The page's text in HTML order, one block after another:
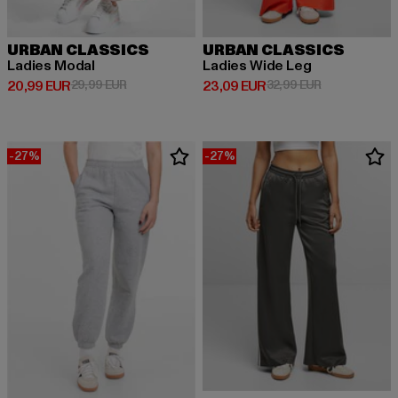
URBAN CLASSICS
Ladies Modal
20,99 EUR
Derzeitiger Preis: 20,99 EUR
29,99 EURAktionspreis: 29,99 EUR
URBAN CLASSICS
Ladies Wide Leg
23,09 EUR
Derzeitiger Preis: 23,09 EUR
32,99 EURAktionspreis:
-27% -27%